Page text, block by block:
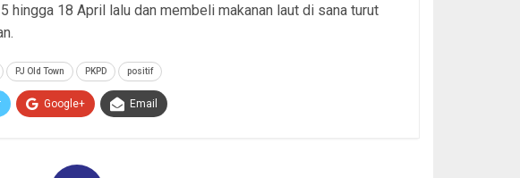
hingga 18 April lalu dan membeli makanan laut di sana turut
PJ Old Town PKPD positif
Google+ Email